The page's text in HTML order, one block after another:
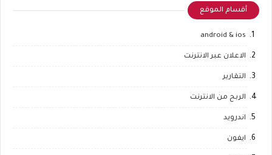
أقسام الموقع
android & ios
الاعلان عبر الانترنت
التقارير
الربح من الانترنت
اندرويد
ايفون